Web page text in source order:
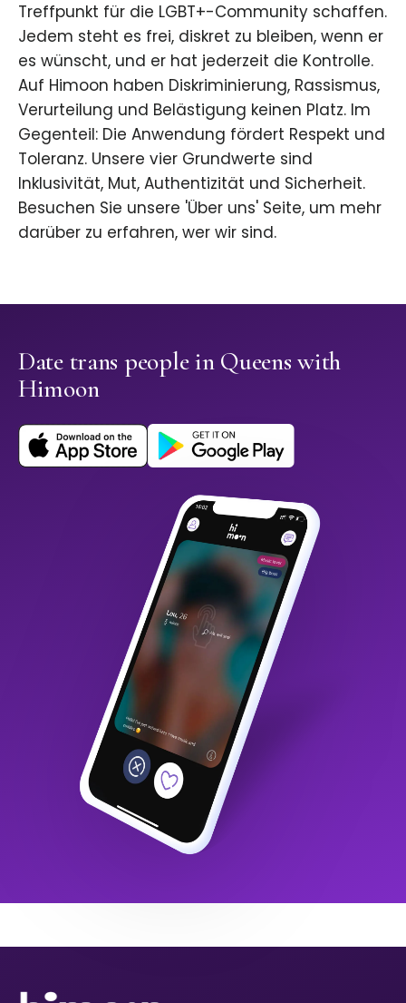
Treffpunkt für die LGBT+-Community schaffen.
Jedem steht es frei, diskret zu bleiben, wenn er
es wünscht, und er hat jederzeit die Kontrolle.
Auf Himoon haben Diskriminierung, Rassismus,
Verurteilung und Belästigung keinen Platz. Im
Gegenteil: Die Anwendung fördert Respekt und
Toleranz. Unsere vier Grundwerte sind
Inklusivität, Mut, Authentizität und Sicherheit.
Besuchen Sie unsere 'Über uns' Seite, um mehr
darüber zu erfahren, wer wir sind.
Date trans people in Queens with
Himoon